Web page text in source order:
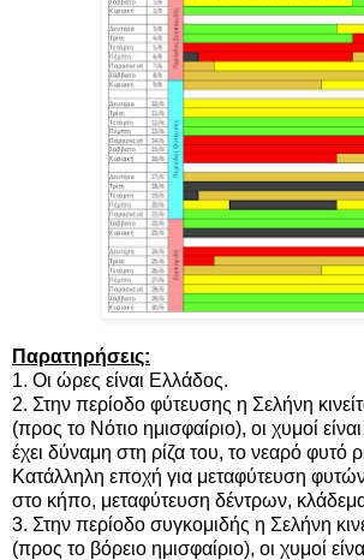
Παρατηρήσεις:
1. Οι ώρες είναι Ελλάδος.
2. Στην περίοδο φύτευσης η Σελήνη
(προς το Νότιο ημισφαίριο), οι χυμοί
έχει δύναμη στη ρίζα του, το νεαρό φυτό
Κατάλληλη εποχή για μεταφύτευση
στο κήπο, μεταφύτευση δέντρων,
3. Στην περίοδο συγκομιδής η Σελήνη
(προς το βόρειο ημισφαίριο), οι χυμοί